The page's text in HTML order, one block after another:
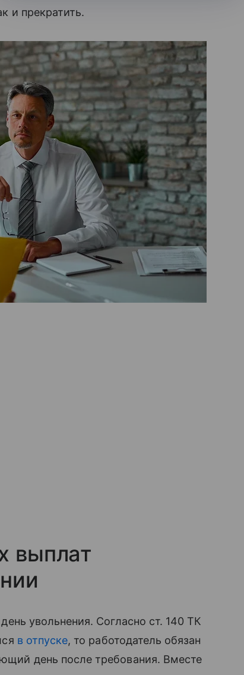
и прекратить.
выплат
увольнения. Согласно ст. 140 ТК
в отпуске, то работодатель обязан
день после требования. Вместе